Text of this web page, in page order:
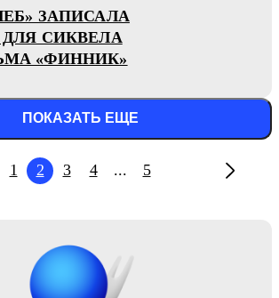
ЗАПИСАЛА
СИКВЕЛА
«ФИННИК»
ПОКАЗАТЬ ЕЩЕ
1 2 3 4 ... 5